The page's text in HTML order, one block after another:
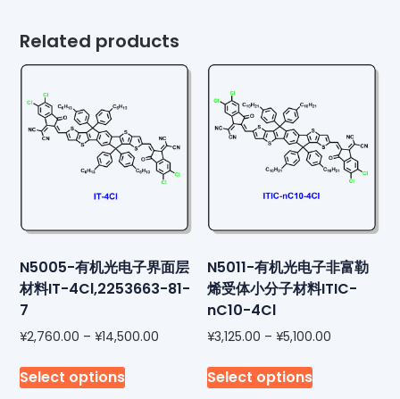
Related products
N5005-有机光电子界面层
材料IT-4Cl,2253663-81-
7
¥2,760.00 – ¥14,500.00
Select options
N5011-有机光电子非富勒
烯受体小分子材料ITIC-
nC10-4Cl
¥3,125.00 – ¥5,100.00
Select options